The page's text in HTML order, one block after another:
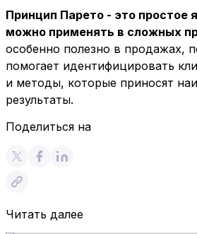
Принцип Парето - это простое
можно применять в сложных
особенно полезно в продажах,
помогает идентифицировать
и методы, которые приносят
результаты.
Поделиться на
Читать далее